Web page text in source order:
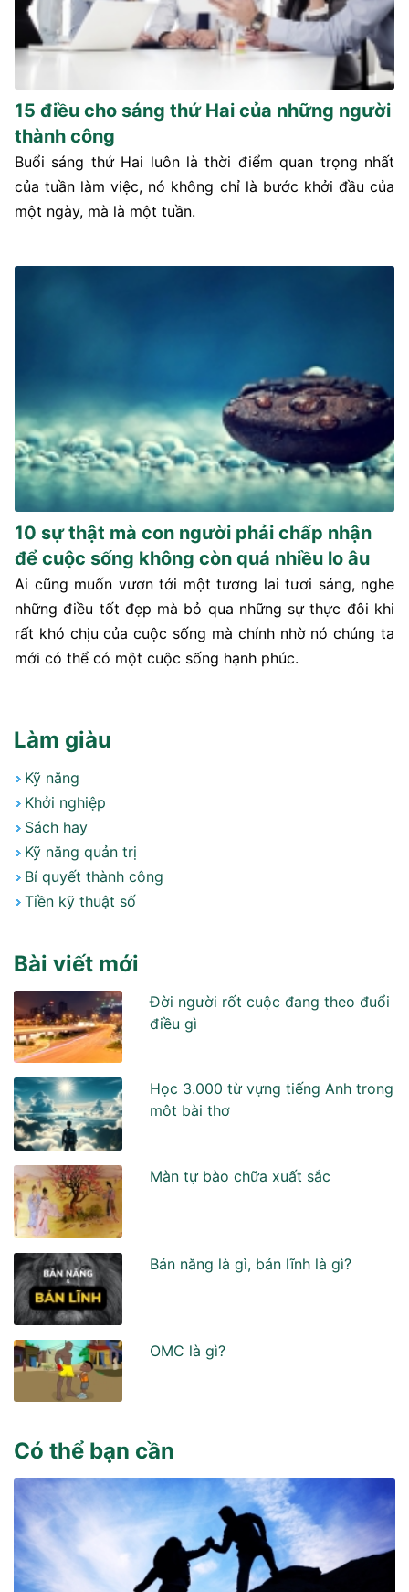
15 điều cho sáng thứ Hai của những người
thành công
Buổi sáng thứ Hai luôn là thời điểm quan trọng nhất
của tuần làm việc, nó không chỉ là bước khởi đầu của
một ngày, mà là một tuần.
10 sự thật mà con người phải chấp nhận
để cuộc sống không còn quá nhiều lo âu
Ai cũng muốn vươn tới một tương lai tươi sáng, nghe
những điều tốt đẹp mà bỏ qua những sự thực đôi khi
rất khó chịu của cuộc sống mà chính nhờ nó chúng ta
mới có thể có một cuộc sống hạnh phúc.
Làm giàu
Kỹ năng
Khởi nghiệp
Sách hay
Kỹ năng quản trị
Bí quyết thành công
Tiền kỹ thuật số
Bài viết mới
Đời người rốt cuộc đang theo đuổi
điều gì
Học 3.000 từ vựng tiếng Anh trong
môt bài thơ
Màn tự bào chữa xuất sắc
Bản năng là gì, bản lĩnh là gì?
OMC là gì?
Có thể bạn cần